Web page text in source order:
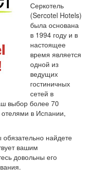
Серкотель
(Sercotel Hotels)
была основана
в 1994 году и в
настоящее
время является
одной из
ведущих
гостиничных
сетей в
выбор более 70
в Испании,
найдете
вашим
довольны его